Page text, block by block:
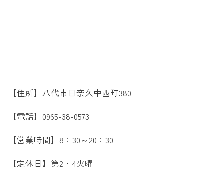
【住所】八代市日奈久中西町380
【電話】0965-38-0573
【営業時間】8：30～20：30
【定休日】第2・4火曜